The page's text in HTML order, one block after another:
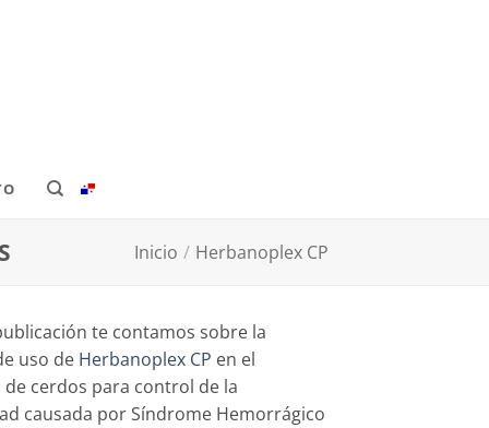
Inicio / Herbanoplex CP
te contamos sobre la
uso de Herbanoplex CP en el
cerdos para control de la
causada por Síndrome Hemorrágico